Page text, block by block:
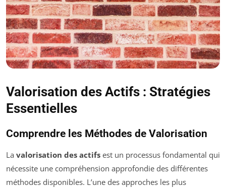
Valorisation des Actifs : Stratégies
Essentielles
Comprendre les Méthodes de Valorisation
La valorisation des actifs est un processus fondamental qui
nécessite une compréhension approfondie des différentes
méthodes disponibles. L’une des approches les plus